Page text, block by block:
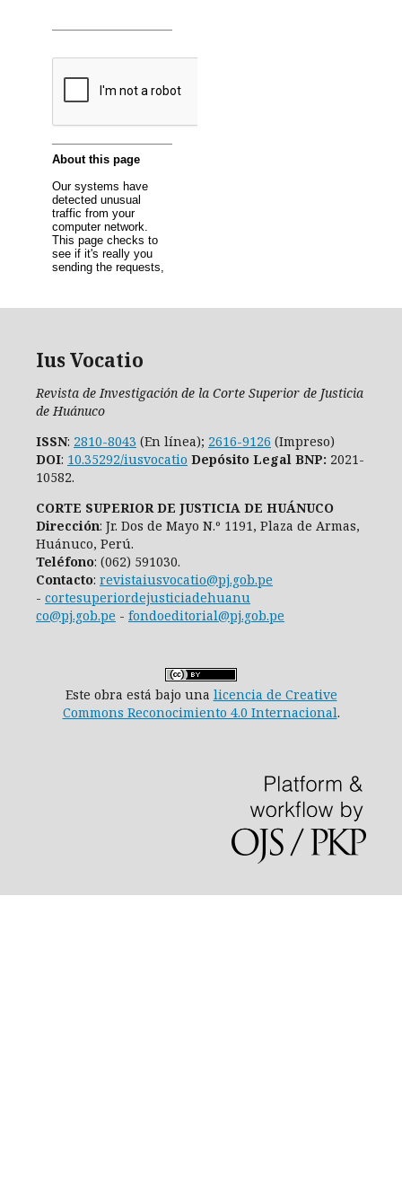
Ius Vocatio
Revista de Investigación de la Corte Superior de Justicia
de Huánuco
ISSN: 2810-8043 (En línea); 2616-9126 (Impreso)
DOI: 10.35292/iusvocatio Depósito Legal BNP: 2021-
10582.
CORTE SUPERIOR DE JUSTICIA DE HUÁNUCO
Dirección: Jr. Dos de Mayo N.º 1191, Plaza de Armas,
Huánuco, Perú.
Teléfono: (062) 591030.
Contacto: revistaiusvocatio@pj.gob.pe
- cortesuperiordejusticiadehuanu
co@pj.gob.pe - fondoeditorial@pj.gob.pe
Este obra está bajo una licencia de Creative
Commons Reconocimiento 4.0 Internacional.